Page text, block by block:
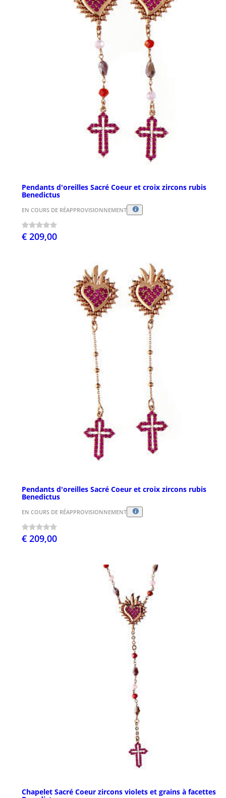
Pendants d'oreilles Sacré Coeur et croix zircons rubis
Benedictus
EN COURS DE RÉAPPROVISIONNEMENT
€ 209,00
Pendants d'oreilles Sacré Coeur et croix zircons rubis
Benedictus
EN COURS DE RÉAPPROVISIONNEMENT
€ 209,00
Chapelet Sacré Coeur zircons violets et grains à facettes